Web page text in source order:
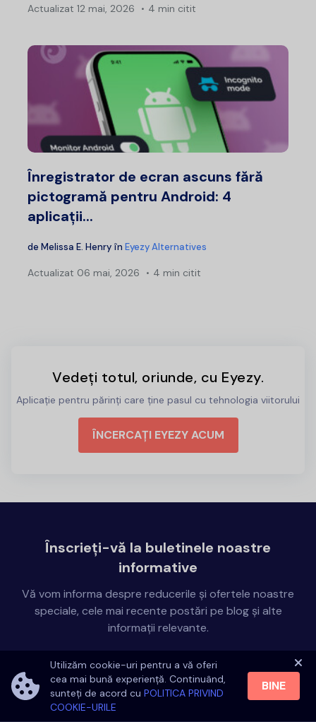
Actualizat 12 mai, 2026 4 min citit
Înregistrator de ecran ascuns fără
pictogramă pentru Android: 4
aplicații...
de Melissa E. Henry în Eyezy Alternatives
Actualizat 06 mai, 2026 4 min citit
Vedeți totul, oriunde, cu Eyezy.
Aplicație pentru părinți care ține pasul cu tehnologia viitorului
ÎNCERCAȚI EYEZY ACUM
Înscrieți-vă la buletinele noastre
informative
Vă vom informa despre reducerile și ofertele noastre
speciale, cele mai recente postări pe blog și alte
informații relevante.
Prin abonarea la buletinele noastre informative, sunteți
Utilizăm cookie-uri pentru a vă oferi
cea mai bună experiență. Continuând,
sunteți de acord cu POLITICA PRIVIND
COOKIE-URILE
BINE